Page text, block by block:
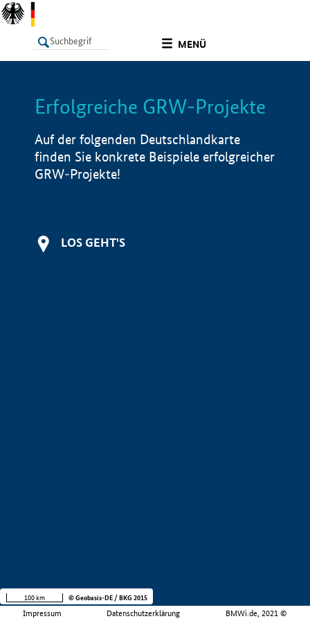
MENÜ
LISTE Info
Erfolgreiche GRW-Projekte
Auf der folgenden Deutschlandkarte
finden Sie konkrete Beispiele erfolgreicher
GRW-Projekte!
LOS GEHT'S
Impressum Datenschutzerklärung BMWi.de, 2021 ©
100 km © Geobasis-DE / BKG 2015